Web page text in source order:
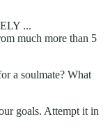
...
much more than 5
a soulmate? What
goals. Attempt it in